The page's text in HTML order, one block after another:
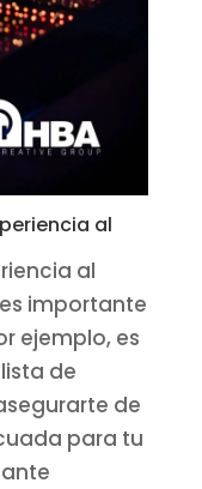
al
al
importante
ejemplo, es
de
de
para tu